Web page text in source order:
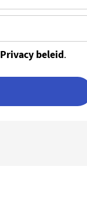
Privacy beleid.